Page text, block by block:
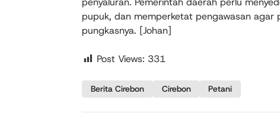
pupuk, dan memperketat pengawasan
pungkasnya. [Johan]
Post Views: 331
Berita Cirebon Cirebon Petani